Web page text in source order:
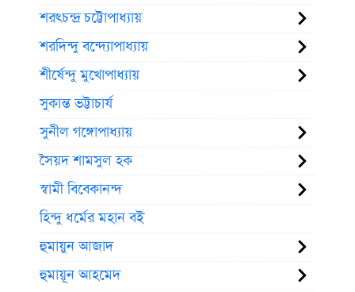
শরৎচন্দ্র চট্টোপাধ্যায়
শরদিন্দু বন্দ্যোপাধ্যায়
শীর্ষেন্দু মুখোপাধ্যায়
সুকান্ত ভট্টাচার্য
সুনীল গঙ্গোপাধ্যায়
সৈয়দ শামসুল হক
স্বামী বিবেকানন্দ
হিন্দু ধর্মের মহান বই
হুমায়ুন আজাদ
হুমায়ূন আহমেদ